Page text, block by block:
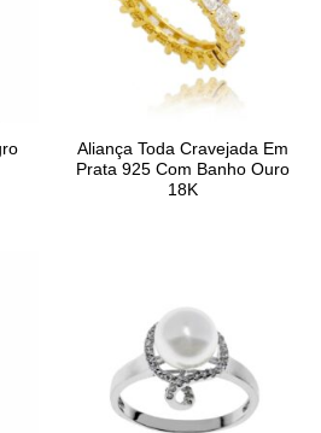
Aliança Toda Cravejada Em
Prata 925 Com Banho Ouro
18K